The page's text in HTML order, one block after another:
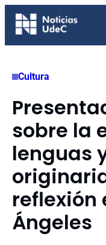
Saltar
Cultura
sobre la
lenguas
reflexión
Ángeles